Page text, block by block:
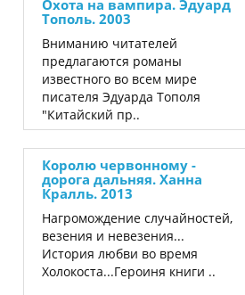
Охота на вампира. Эдуард
Тополь. 2003
Вниманию читателей
предлагаются романы
известного во всем мире
писателя Эдуарда Тополя
"Китайский пр..
Королю червонному -
дорога дальняя. Ханна
Кралль. 2013
Нагромождение случайностей,
везения и невезения...
История любви во время
Холокоста...Героиня книги ..